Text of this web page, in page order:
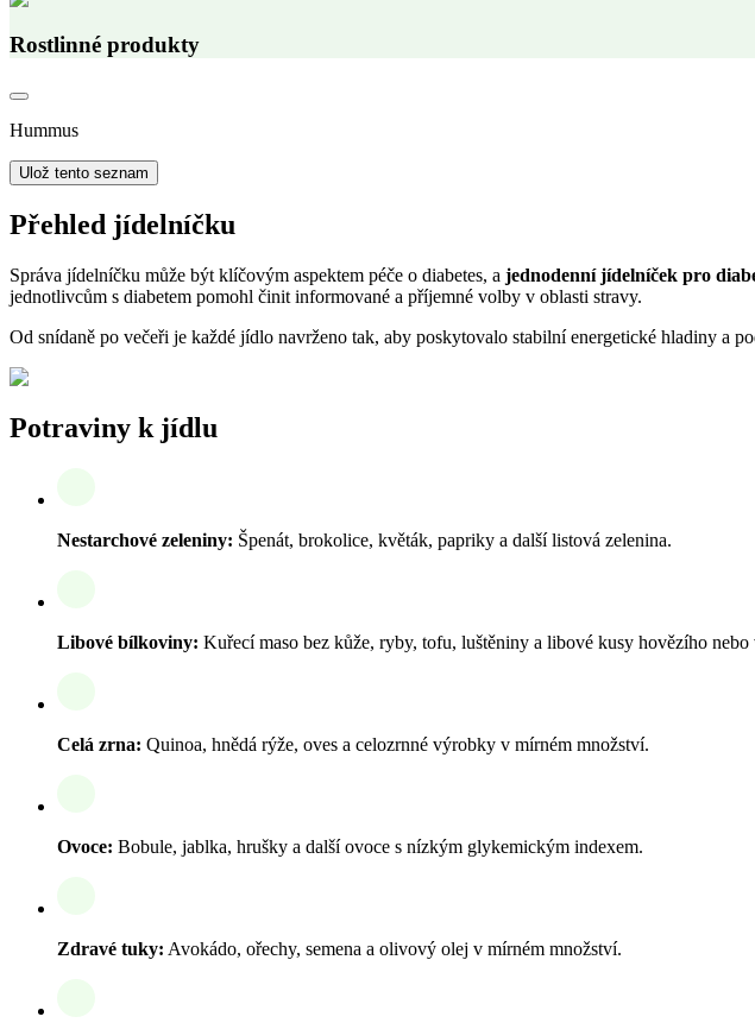
Rostlinné produkty
Hummus
Ulož tento seznam
Přehled jídelníčku
Správa jídelníčku může být klíčovým aspektem péče o diabetes, a jednodenní jídelníček pro
jednotlivcům s diabetem pomohl činit informované a příjemné volby v oblasti stravy.
Od snídaně po večeři je každé jídlo navrženo tak, aby poskytovalo stabilní energetické hladiny a
Potraviny k jídlu
Nestarchové zeleniny: Špenát, brokolice, květák, papriky a další listová zelenina.
Libové bílkoviny: Kuřecí maso bez kůže, ryby, tofu, luštěniny a libové kusy hovězího nebo
Celá zrna: Quinoa, hnědá rýže, oves a celozrnné výrobky v mírném množství.
Ovoce: Bobule, jablka, hrušky a další ovoce s nízkým glykemickým indexem.
Zdravé tuky: Avokádo, ořechy, semena a olivový olej v mírném množství.